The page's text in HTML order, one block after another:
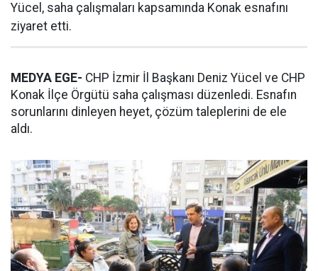
Yücel, saha çalışmaları kapsamında Konak esnafını
ziyaret etti.
MEDYA EGE- CHP İzmir İl Başkanı Deniz Yücel ve CHP
Konak İlçe Örgütü saha çalışması düzenledi. Esnafın
sorunlarını dinleyen heyet, çözüm taleplerini de ele
aldı.